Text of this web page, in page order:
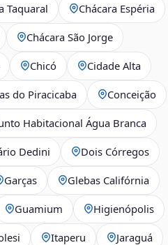
Taquaral Chácara Espéria
Chácara São Jorge
Chicó Cidade Alta
do Piracicaba Conceição
Habitacional Água Branca
Dedini Dois Córregos
Garças Glebas Califórnia
Guamium Higienópolis
Itaperu Jaraguá